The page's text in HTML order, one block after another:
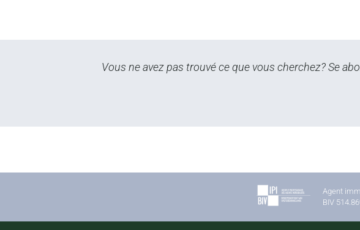
Vous ne avez pas trouvé ce que vous cherchez? Se
Agent
BIV